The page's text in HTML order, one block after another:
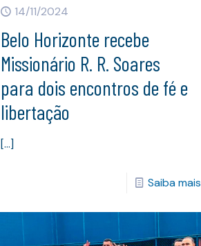
14/11/2024
Belo Horizonte recebe
Missionário R. R. Soares
para dois encontros de fé e
libertação
[…]
Saiba mais